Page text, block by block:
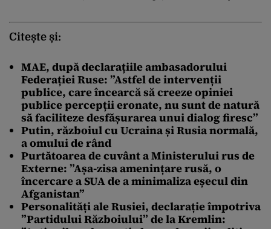
Citește și:
MAE, după declarațiile ambasadorului
Federației Ruse: ”Astfel de intervenții
publice, care încearcă să creeze opiniei
publice percepții eronate, nu sunt de natură
să faciliteze desfășurarea unui dialog firesc”
Putin, războiul cu Ucraina și Rusia normală,
a omului de rând
Purtătoarea de cuvânt a Ministerului rus de
Externe: ”Așa-zisa amenințare rusă, o
încercare a SUA de a minimaliza eșecul din
Afganistan”
Personalități ale Rusiei, declarație împotriva
”Partidului Războiului” de la Kremlin: